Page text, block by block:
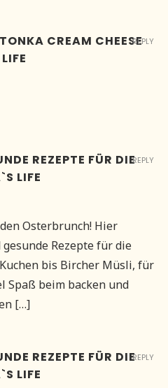
CREAM CHEESEREPLY
REZEPTE FÜR DIE
LIFE
Osterbrunch! Hier
Rezepte für die
bis Bircher Müsli, für
Spaß beim backen und
[…]
REPLY
REZEPTE FÜR DIE
LIFE
REPLY